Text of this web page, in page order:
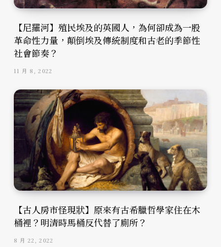
【尼羅河】殖民埃及的英國人，為何卻成為一股
革命性力量，顛倒埃及傳統制度和古老的季節性
社會節奏？
11 月 8, 2022
【古人房市怪現狀】原來有古希臘哲學家住在木
桶裡？明清時馬桶反代替了廁所？
8 月 22, 2022